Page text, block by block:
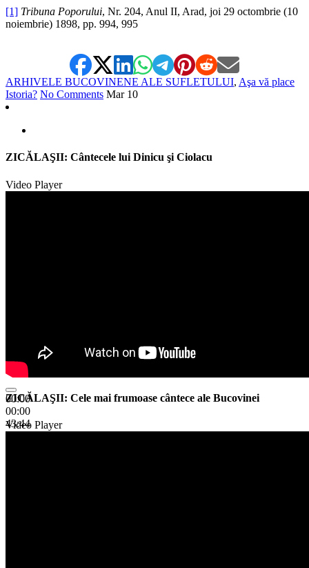
[1] Tribuna Poporului, Nr. 204, Anul II, Arad, joi 29 octombrie (10
noiembrie) 1898, pp. 994, 995
ARHIVELE BUCOVINENE ALE SUFLETULUI, Aşa vă place
Istoria? No Comments Mar 10
ZICĂLAŞII: Cântecele lui Dinicu şi Ciolacu
Video Player
00:00
00:00
43:44
ZICĂLAŞII: Cele mai frumoase cântece ale Bucovinei
Video Player